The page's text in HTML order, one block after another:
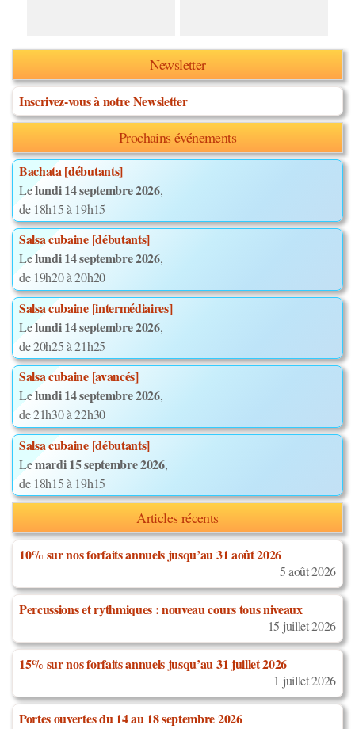
Newsletter
Inscrivez-vous à notre Newsletter
Prochains événements
Bachata [débutants]
Lelundi 14 septembre 2026,
de 18h15 à 19h15
Salsa cubaine [débutants]
Lelundi 14 septembre 2026,
de 19h20 à 20h20
Salsa cubaine [intermédiaires]
Lelundi 14 septembre 2026,
de 20h25 à 21h25
Salsa cubaine [avancés]
Lelundi 14 septembre 2026,
de 21h30 à 22h30
Salsa cubaine [débutants]
Lemardi 15 septembre 2026,
de 18h15 à 19h15
Articles récents
10% sur nos forfaits annuels jusqu’au 31 août 2026
5 août 2026
Percussions et rythmiques : nouveau cours tous niveaux
15 juillet 2026
15% sur nos forfaits annuels jusqu’au 31 juillet 2026
1 juillet 2026
Portes ouvertes du 14 au 18 septembre 2026